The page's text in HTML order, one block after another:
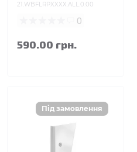
21.WBFLRPXXXX.ALL.0.00
0
590.00 грн.